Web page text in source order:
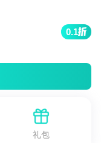
0.1
礼包